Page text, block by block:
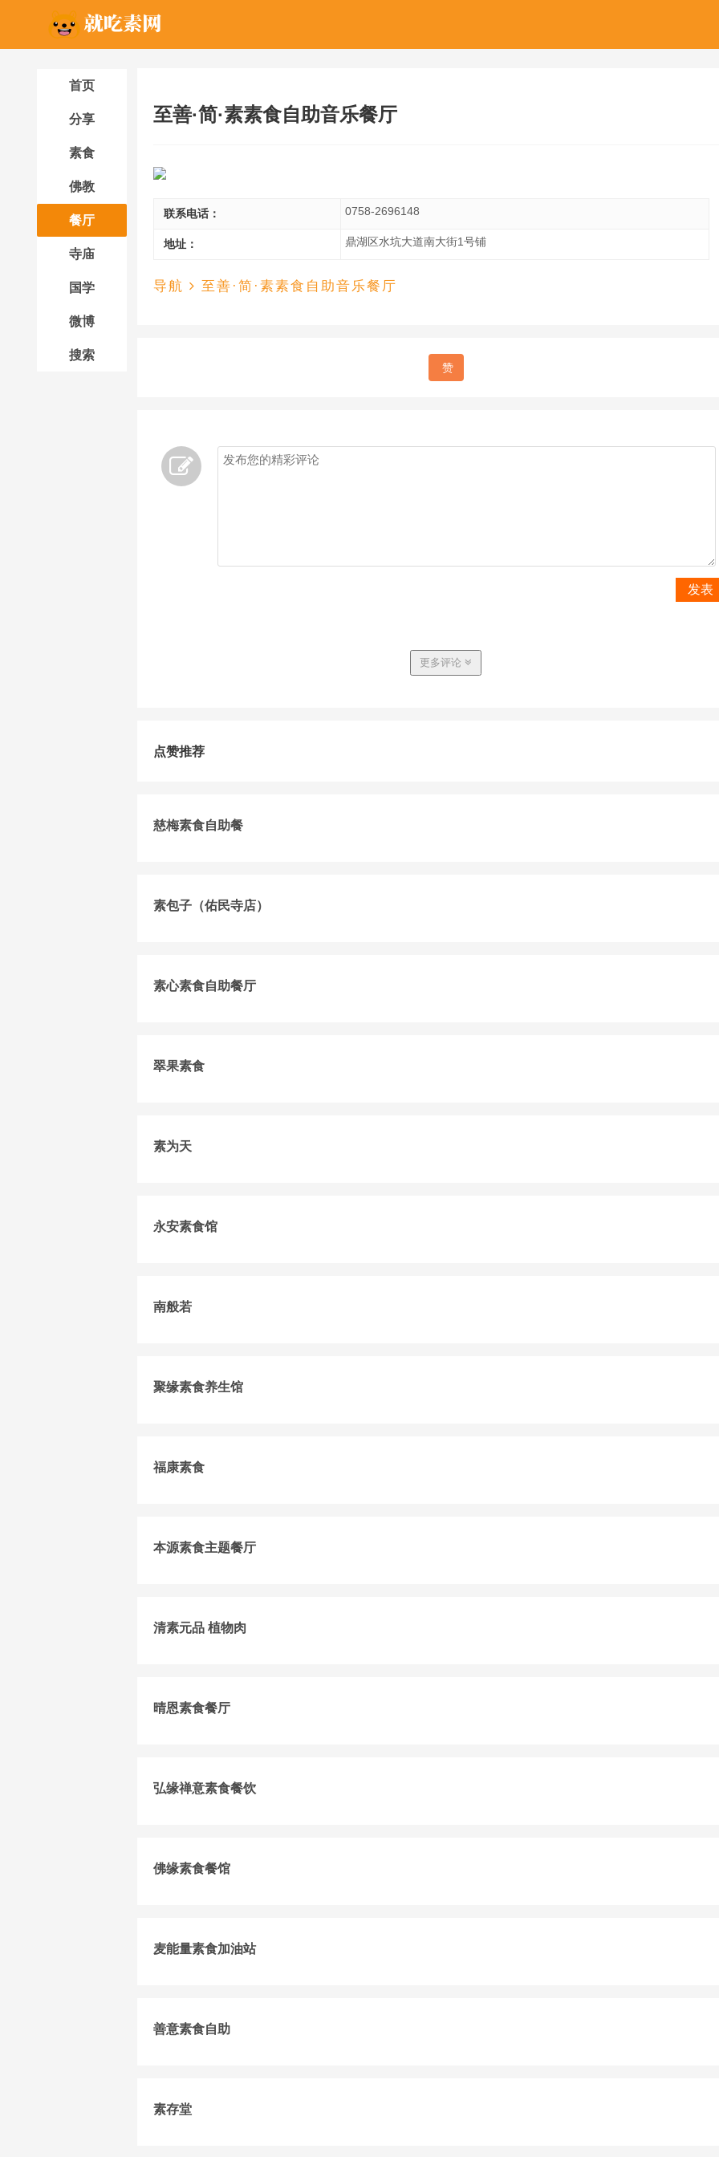
首页
分享
素食
佛教
餐厅
寺庙
国学
微博
搜索
至善·简·素素食自助音乐餐厅
联系电话： 0758-2696148
地址： 鼎湖区水坑大道南大街1号铺
导航 至善·简·素素食自助音乐餐厅
赞
发表
更多评论
点赞推荐
慈梅素食自助餐
素包子（佑民寺店）
素心素食自助餐厅
翠果素食
素为天
永安素食馆
南般若
聚缘素食养生馆
福康素食
本源素食主题餐厅
清素元品 植物肉
晴恩素食餐厅
弘缘禅意素食餐饮
佛缘素食餐馆
麦能量素食加油站
善意素食自助
素存堂